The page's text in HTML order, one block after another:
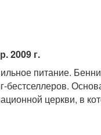
2009 г.
питание.
бестселлеров.
церкви, в